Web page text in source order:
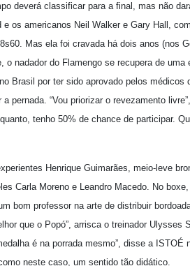
deverá classificar para a final, mas não
os americanos Neil Walker e Gary Hall,
Mas ela foi cravada há dois anos (nos
nadador do Flamengo se recupera de uma
Brasil por ter sido aprovado pelos médicos
pernada. “Vou priorizar o revezamento livre”,
tenho 50% de chance de participar.
Henrique Guimarães, meio-leve
Carla Moreno e Leandro Macedo. No boxe,
bom professor na arte de distribuir
que o Popó”, arrisca o treinador Ulysses
é na porrada mesmo”, disse a ISTOÉ
neste caso, um sentido tão didático.